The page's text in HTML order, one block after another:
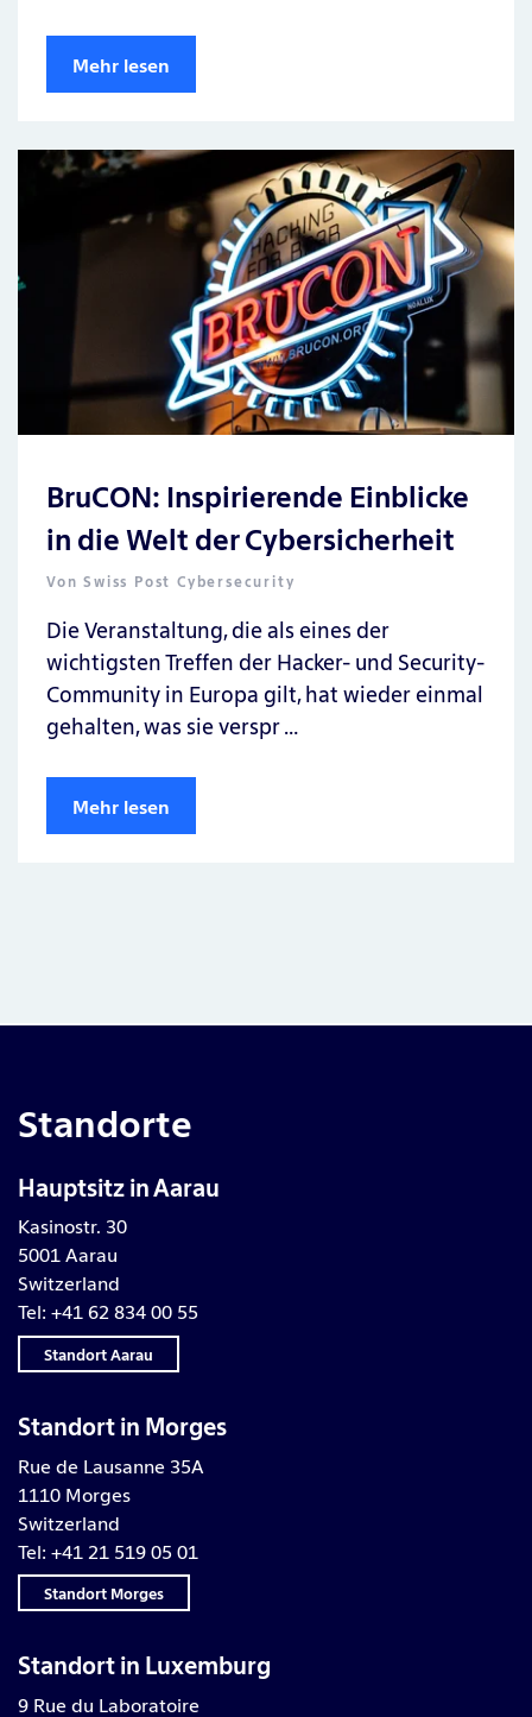
Mehr lesen
BruCON: Inspirierende Einblicke
in die Welt der Cybersicherheit
VonSwiss Post Cybersecurity
Die Veranstaltung, die als eines der
wichtigsten Treffen der Hacker- und Security-
Community in Europa gilt, hat wieder einmal
gehalten, was sie verspr …
Mehr lesen
Standorte
Hauptsitz in Aarau
Kasinostr. 30
5001 Aarau
Switzerland
Tel: +41 62 834 00 55
Standort Aarau
Standort in Morges
Rue de Lausanne 35A
1110 Morges
Switzerland
Tel: +41 21 519 05 01
Standort Morges
Standort in Luxemburg
9 Rue du Laboratoire